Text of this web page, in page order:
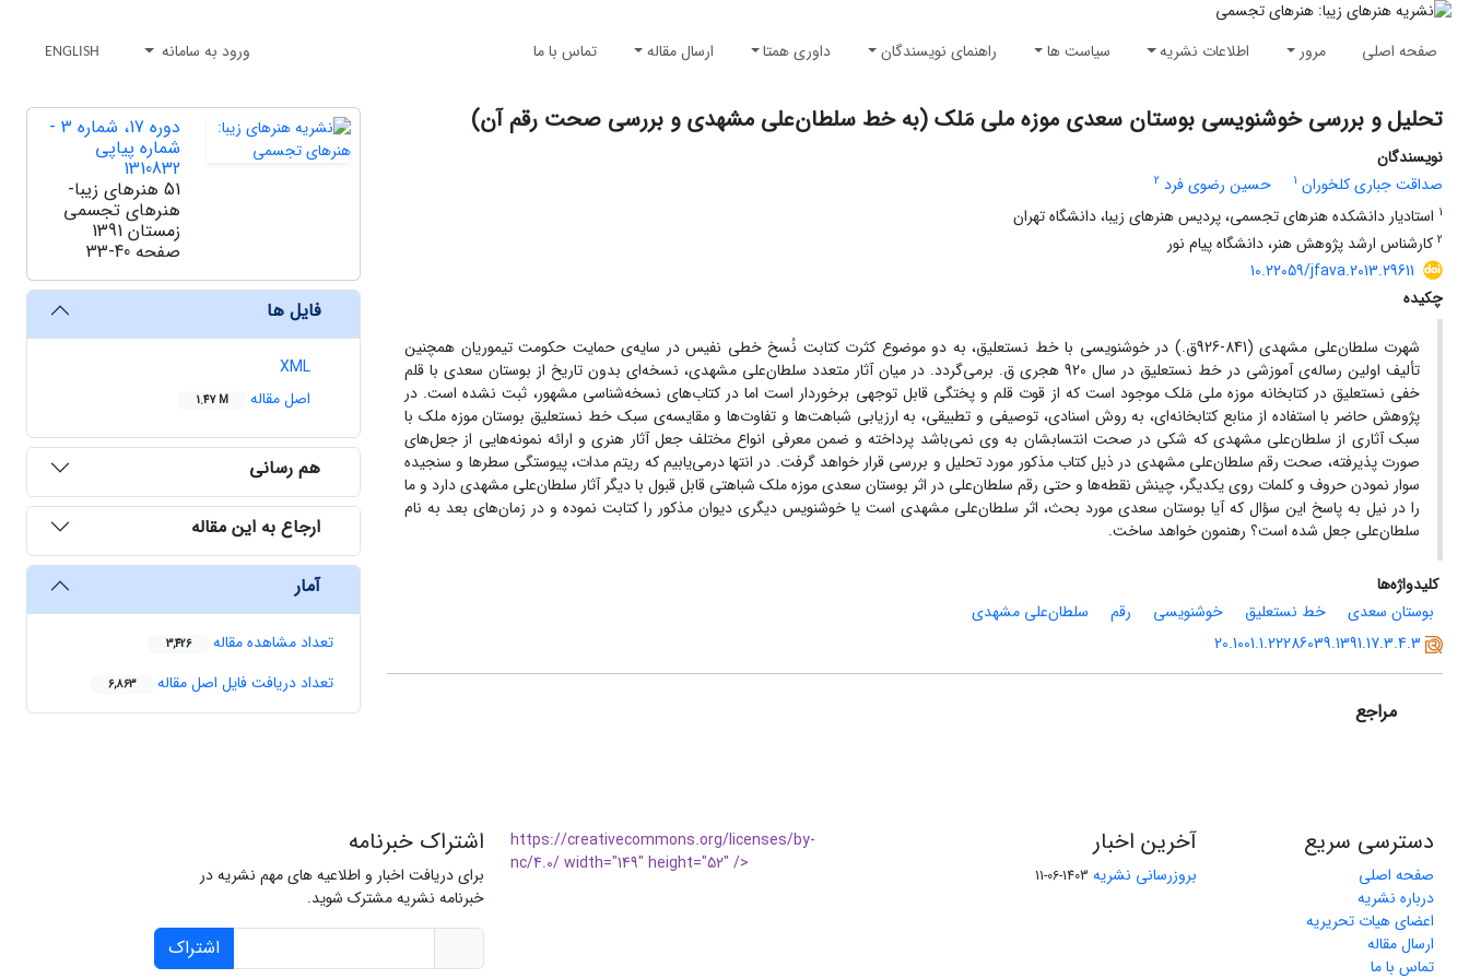
صفحه اصلی مرور اطلاعات نشریه سیاست ها راهنمای نویسندگان داوری همتا ارسال مقاله تماس با ما ورود به سامانه ENGLISH
تحلیل و بررسی خوشنویسی بوستان سعدی موزه ملی مَلک (به خط سلطان‌علی مشهدی و بررسی صحت رقم آن)
نویسندگان
صداقت جباری کلخوران 1 حسین رضوی فرد 2
1 استادیار دانشکده هنرهای تجسمی، پردیس هنرهای زیبا، دانشگاه تهران
2 کارشناس ارشد پژوهش هنر،‌ دانشگاه پیام نور
10.22059/jfava.2013.29611
چکیده
شهرت سلطان‌علی مشهدی (841-926ق.) در خوشنویسی با خط نستعلیق، به دو موضوع کثرت کتابت نُسخ خطی نفیس در سایه‌ی حمایت حکومت تیموریان همچنین
تألیف اولین رساله‌ی آموزشی در خط نستعلیق در سال 920 هجری ق. برمی‌گردد. در میان آثار متعدد سلطان‌علی مشهدی، نسخه‌ای بدون تاریخ از بوستان سعدی با قلم
خفی نستعلیق در کتابخانه موزه ملی مَلک موجود است که از قوت قلم و پختگی قابل توجهی برخوردار است اما در کتاب‌های نسخه‌شناسی مشهور، ثبت نشده است. در
پژوهش حاضر با استفاده از منابع کتابخانه‌ای، به روش اسنادی، توصیفی و تطبیقی، به ارزیابی شباهت‌ها و تفاوت‌ها و مقایسه‌ی سبک خط نستعلیق بوستان موزه ملک با
سبک آثاری از سلطان‌علی مشهدی که شکی در صحت انتسابشان به وی نمی‌باشد پرداخته و ضمن معرفی انواع مختلف جعل آثار هنری و ارائه نمونه‌هایی از جعل‌های
صورت پذیرفته، صحت رقم سلطان‌علی مشهدی در ذیل کتاب مذکور مورد تحلیل و بررسی قرار خواهد گرفت. در انتها درمی‌یابیم که ریتم مدات، پیوستگی سطرها و سنجیده
سوار نمودن حروف و کلمات روی یکدیگر، چینش نقطه‌ها و حتی رقم سلطان‌علی در اثر بوستان سعدی موزه ملک شباهتی قابل قبول با دیگر آثار سلطان‌علی مشهدی دارد و ما
را در نیل به پاسخ این سؤال که آیا بوستان سعدی مورد بحث، اثر سلطان‌علی مشهدی است یا خوشنویس دیگری دیوان مذکور را کتابت نموده و در زمان‌های بعد به نام
سلطان‌علی جعل شده است؟ رهنمون خواهد ساخت.
کلیدواژه‌ها
بوستان سعدی
خط نستعلیق خوشنویسی رقم
سلطان‌علی مشهدی
20.1001.1.22286039.1391.17.3.4.3
مراجع
دوره 17، شماره 3 -
شماره پیاپی
1310832
51 هنرهای زیبا-
هنرهای تجسمی
زمستان 1391
صفحه 33-40
فایل ها
XML
اصل مقاله
1.47 M
هم رسانی
ارجاع به این مقاله
آمار
تعداد مشاهده مقاله 3,426
تعداد دریافت فایل اصل مقاله 6,863
دسترسی سریع
صفحه اصلی
درباره نشریه
اعضای هیات تحریریه
ارسال مقاله
تماس با ما
آخرین اخبار
بروزرسانی نشریه 1403-06-11
https://creativecommons.org/licenses/by-
nc/4.0/ width="149" height="52" />
اشتراک خبرنامه
برای دریافت اخبار و اطلاعیه های مهم نشریه در
خبرنامه نشریه مشترک شوید.
اشتراک